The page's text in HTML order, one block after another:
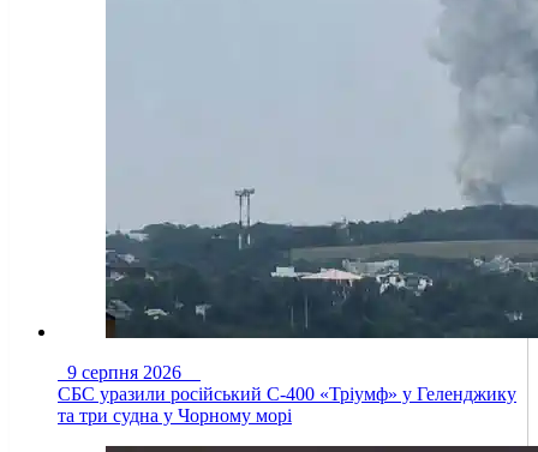
9 серпня 2026
СБС уразили російський С-400 «Тріумф» у Геленджику
та три судна у Чорному морі